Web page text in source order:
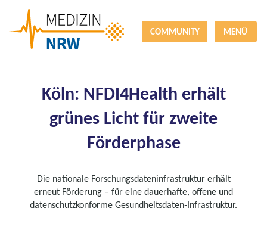
COMMUNITY MENÜ
Köln: NFDI4Health erhält
grünes Licht für zweite
Förderphase
Die nationale Forschungsdateninfrastruktur erhält
erneut Förderung – für eine dauerhafte, offene und
datenschutzkonforme Gesundheitsdaten‑Infrastruktur.